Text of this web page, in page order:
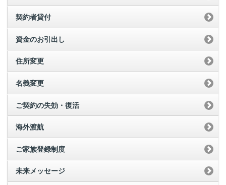
契約者貸付
資金のお引出し
住所変更
名義変更
ご契約の失効・復活
海外渡航
ご家族登録制度
未来メッセージ